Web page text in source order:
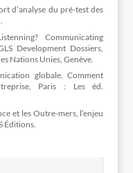
d’analyse du pré-test des
Communicating
Development Dossiers,
Nations Unies, Genève.
globale. Comment
Paris : Les éd.
et les Outre-mers, l’enjeu
Éditions.